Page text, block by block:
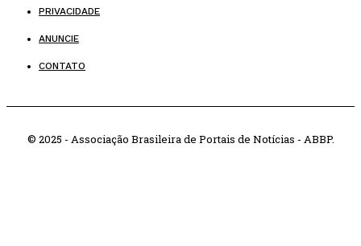
PRIVACIDADE
ANUNCIE
CONTATO
© 2025 - Associação Brasileira de Portais de Notícias - ABBP.